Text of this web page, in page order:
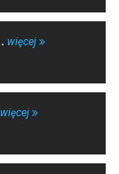
więcej
więcej